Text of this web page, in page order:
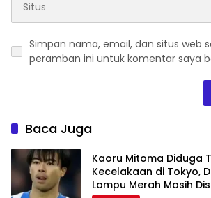
Simpan nama, email, dan situs web
peramban ini untuk komentar saya
Baca Juga
Kaoru Mitoma Diduga
Kecelakaan di Tokyo,
Lampu Merah Masih